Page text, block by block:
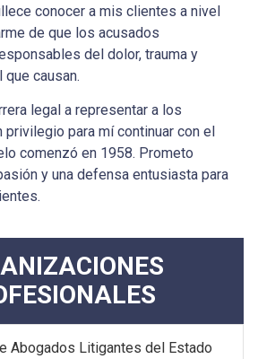
conocer a mis clientes a nivel
de que los acusados
del dolor, trauma y
causan.
legal a representar a los
privilegio para mí continuar con el
comenzó en 1958. Prometo
y una defensa entusiasta para
Abogados Litigantes del Estado